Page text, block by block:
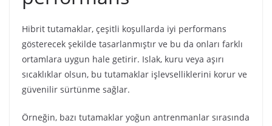
Hibrit tutamaklar, çeşitli koşullarda iyi performans
gösterecek şekilde tasarlanmıştır ve bu da onları farklı
ortamlara uygun hale getirir. Islak, kuru veya aşırı
sıcaklıklar olsun, bu tutamaklar işlevselliklerini korur ve
güvenilir sürtünme sağlar.
Örneğin, bazı tutamaklar yoğun antrenmanlar sırasında